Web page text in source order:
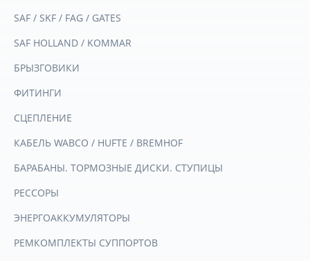
SAF / SKF / FAG / GATES
SAF HOLLAND / KOMMAR
БРЫЗГОВИКИ
ФИТИНГИ
СЦЕПЛЕНИЕ
КАБЕЛЬ WABCO / HUFTE / BREMHOF
БАРАБАНЫ. ТОРМОЗНЫЕ ДИСКИ. СТУПИЦЫ
РЕССОРЫ
ЭНЕРГОАККУМУЛЯТОРЫ
РЕМКОМПЛЕКТЫ СУППОРТОВ